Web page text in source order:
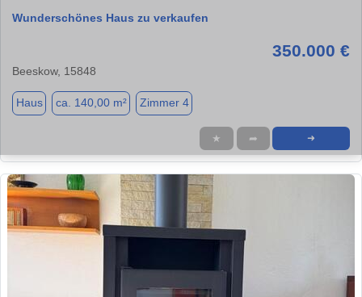
Wunderschönes Haus zu verkaufen
350.000 €
Beeskow, 15848
Haus ca. 140,00 m² Zimmer 4
★ ➦ ➜